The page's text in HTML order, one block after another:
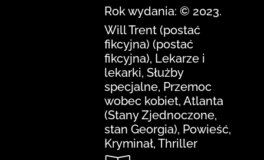
Rok wydania: © 2023.
Will Trent (postać
fikcyjna) (postać
fikcyjna), Lekarze i
lekarki, Służby
specjalne, Przemoc
wobec kobiet, Atlanta
(Stany Zjednoczone,
stan Georgia), Powieść,
Kryminał, Thriller